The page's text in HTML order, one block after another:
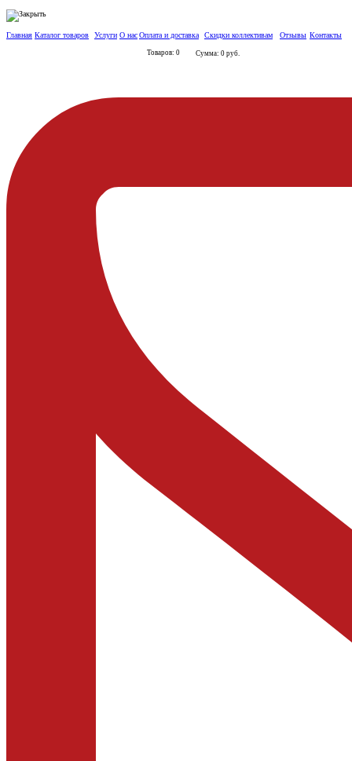
Главная Каталог товаров Услуги О насОплата и доставка Скидки коллективам Отзывы Контакты
Товаров: 0 Сумма: 0 руб.